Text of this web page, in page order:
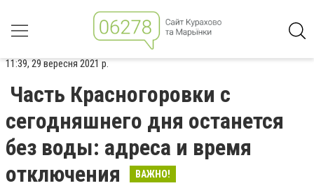
11:39, 29 вересня 2021 р.
Часть Красногоровки с
сегодняшнего дня останется
без воды: адреса и время
отключения
ВАЖНО!